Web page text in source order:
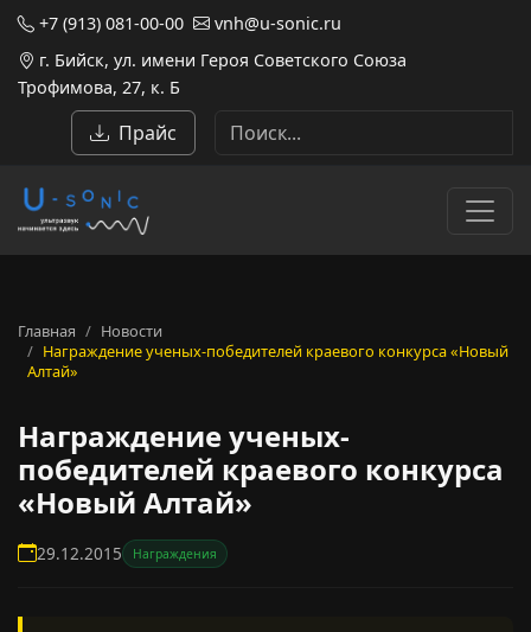
+7 (913) 081-00-00
vnh@u-sonic.ru
г. Бийск, ул. имени Героя Советского Союза
Трофимова, 27, к. Б
Прайс
Главная
Новости
Награждение ученых-победителей краевого конкурса «Новый
Алтай»
Награждение ученых-
победителей краевого конкурса
«Новый Алтай»
29.12.2015 Награждения